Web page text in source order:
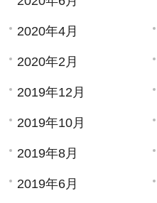
2020年4月
2020年2月
2019年12月
2019年10月
2019年8月
2019年6月